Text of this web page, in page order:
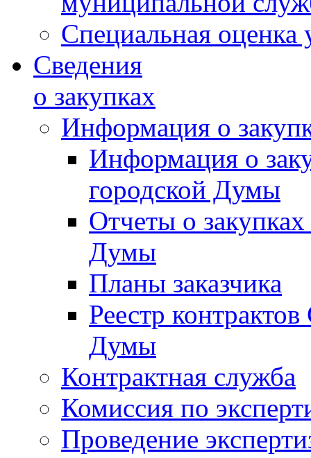
Специальная оценка
Сведения
о закупках
Информация о
Информация о
городской Думы
Отчеты о
Думы
Планы заказчика
Реестр
Думы
Контрактная служба
Комиссия по
Проведение